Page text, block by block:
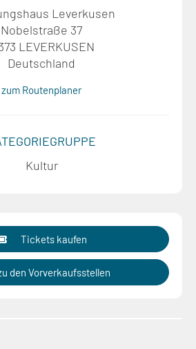
Leverkusen
Nobelstraße 37
LEVERKUSEN
Deutschland
zum Routenplaner
Kultur
Tickets kaufen
den Vorverkaufsstellen